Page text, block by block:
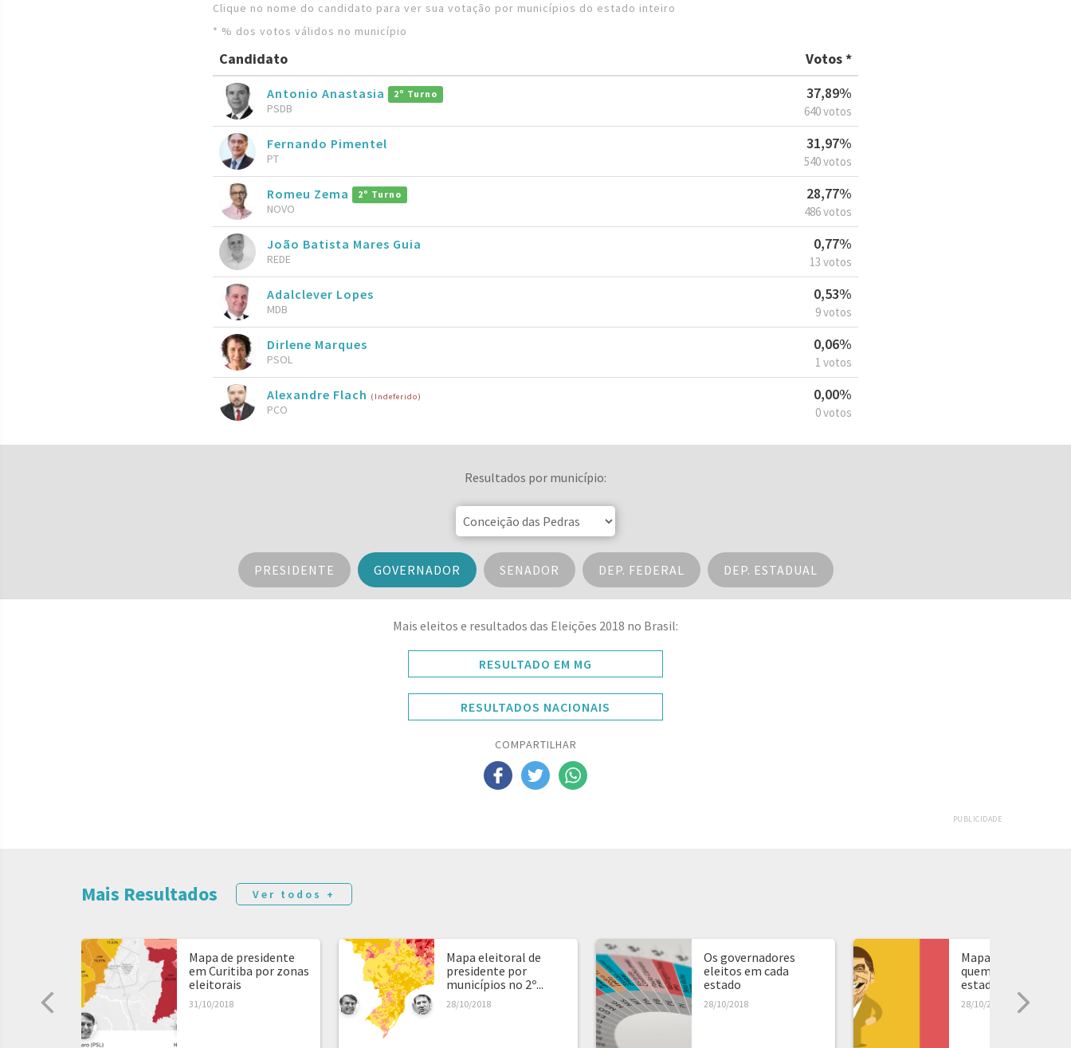
Clique no nome do candidato para ver sua votação por municípios do estado inteiro
* % dos votos válidos no município
Candidato Votos *
Antonio Anastasia 2º Turno
PSDB
37,89%
640 votos
Fernando Pimentel
PT
31,97%
540 votos
Romeu Zema 2º Turno
NOVO
28,77%
486 votos
João Batista Mares Guia
REDE
0,77%
13 votos
Adalclever Lopes
MDB
0,53%
9 votos
Dirlene Marques
PSOL
0,06%
1 votos
Alexandre Flach (Indeferido)
PCO
0,00%
0 votos
Resultados por município:
PRESIDENTE GOVERNADOR SENADOR DEP. FEDERAL DEP. ESTADUAL
Mais eleitos e resultados das Eleições 2018 no Brasil:
RESULTADO EM MG
RESULTADOS NACIONAIS
COMPARTILHAR
PUBLICIDADE
Mais Resultados Ver todos +
Mapa de presidente
em Curitiba por zonas
eleitorais
31/10/2018
Mapa eleitoral de
presidente por
municípios no 2º...
28/10/2018
Os governadores
eleitos em cada
estado
28/10/2018
Mapa de presidente:
quem ganhou em
estado...
28/10/2018